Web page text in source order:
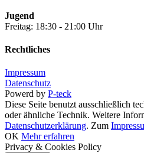
Jugend
Freitag: 18:30 - 21:00 Uhr
Rechtliches
Impressum
Datenschutz
Powerd by P-teck
Diese Seite benutzt ausschließlich
oder ähnliche Technik. Weitere
Datenschutzerklärung. Zum
OK Mehr erfahren
Privacy & Cookies Policy